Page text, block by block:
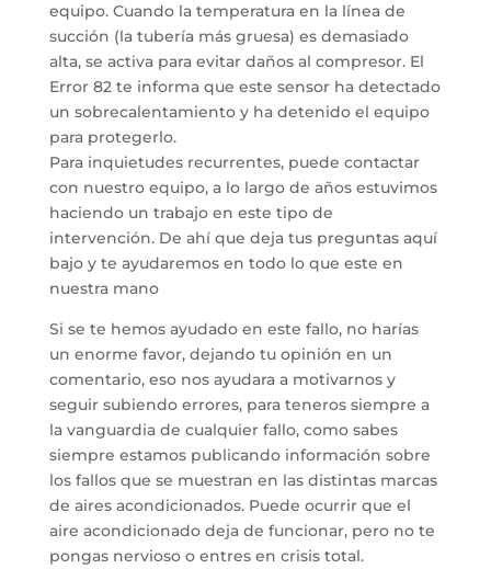
equipo. Cuando la temperatura en la línea de
succión (la tubería más gruesa) es demasiado
alta, se activa para evitar daños al compresor. El
Error 82 te informa que este sensor ha detectado
un sobrecalentamiento y ha detenido el equipo
para protegerlo.
Para inquietudes recurrentes, puede contactar
con nuestro equipo, a lo largo de años estuvimos
haciendo un trabajo en este tipo de
intervención. De ahí que deja tus preguntas aquí
bajo y te ayudaremos en todo lo que este en
nuestra mano
Si se te hemos ayudado en este fallo, no harías
un enorme favor, dejando tu opinión en un
comentario, eso nos ayudara a motivarnos y
seguir subiendo errores, para teneros siempre a
la vanguardia de cualquier fallo, como sabes
siempre estamos publicando información sobre
los fallos que se muestran en las distintas marcas
de aires acondicionados. Puede ocurrir que el
aire acondicionado deja de funcionar, pero no te
pongas nervioso o entres en crisis total.